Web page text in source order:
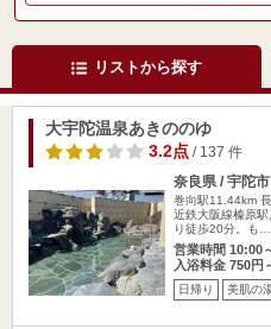
リストから探す
大宇陀温泉あきののゆ
3.2点/ 137 件
奈良県 / 宇陀市
巻向駅11.44km
近鉄大阪線榛原
り徒歩20分。も…
営業時間 10:00
入浴料金 750円
日帰り 美肌の